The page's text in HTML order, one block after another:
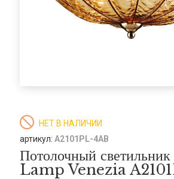
НЕТ В НАЛИЧИИ
артикул: A2101PL-4AB
Потолочный
Lamp Venezia